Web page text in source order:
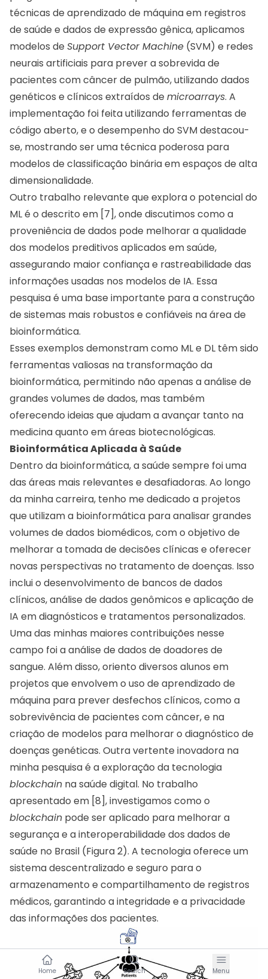
Home Search Menu
técnicas de aprendizado de máquina em registros
de saúde e dados de expressão gênica, aplicamos
modelos de Support Vector Machine (SVM) e redes
neurais artificiais para prever a sobrevida de
pacientes com câncer de pulmão, utilizando dados
genéticos e clínicos extraídos de microarrays. A
implementação foi feita utilizando ferramentas de
código aberto, e o desempenho do SVM destacou-
se, mostrando ser uma técnica poderosa para
modelos de classificação binária em espaços de alta
dimensionalidade.
Outro trabalho relevante que explora o potencial do
ML é o descrito em [7], onde discutimos como a
proveniência de dados pode melhorar a qualidade
dos modelos preditivos aplicados em saúde,
assegurando maior confiança e rastreabilidade das
informações usadas nos modelos de IA. Essa
pesquisa é uma base importante para a construção
de sistemas mais robustos e confiáveis na área de
bioinformática.
Esses exemplos demonstram como ML e DL têm sido
ferramentas valiosas na transformação da
bioinformática, permitindo não apenas a análise de
grandes volumes de dados, mas também
oferecendo ideias que ajudam a avançar tanto na
medicina quanto em áreas biotecnológicas.
Bioinformática Aplicada à Saúde
Dentro da bioinformática, a saúde sempre foi uma
das áreas mais relevantes e desafiadoras. Ao longo
da minha carreira, tenho me dedicado a projetos
que utilizam a bioinformática para analisar grandes
volumes de dados biomédicos, com o objetivo de
melhorar a tomada de decisões clínicas e oferecer
novas perspectivas no tratamento de doenças. Isso
inclui o desenvolvimento de bancos de dados
clínicos, análise de dados genômicos e aplicação de
IA em diagnósticos e tratamentos personalizados.
Uma das minhas maiores contribuições nesse
campo foi a análise de dados de doadores de
sangue. Além disso, oriento diversos alunos em
projetos que envolvem o uso de aprendizado de
máquina para prever desfechos clínicos, como a
sobrevivência de pacientes com câncer, e na
criação de modelos para melhorar o diagnóstico de
doenças genéticas. Outra vertente inovadora na
minha pesquisa é a exploração da tecnologia
blockchain na saúde digital. No trabalho
apresentado em [8], investigamos como o
blockchain pode ser aplicado para melhorar a
segurança e a interoperabilidade dos dados de
saúde no Brasil (Figura 2). A tecnologia oferece um
sistema descentralizado e seguro para o
armazenamento e compartilhamento de registros
médicos, garantindo a integridade e a privacidade
das informações dos pacientes.